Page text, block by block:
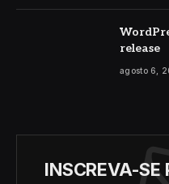
release
agosto 6,
INSCREVA-SE